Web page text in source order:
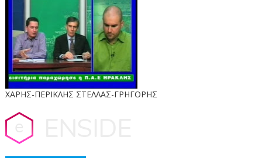
ΧΑΡΗΣ-ΠΕΡΙΚΛΗΣ ΣΤΕΛΛΑΣ-ΓΡΗΓΟΡΗΣ